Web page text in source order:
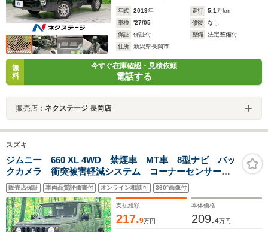
年式 2019年 走行 5.1万km
車検
'27/05 修復
なし
保証
保証付 整備
法定整備付
住所
新潟県長岡市
無
料
今すぐ在庫確認・見積依頼
電話する
販売店： ネクステージ 長岡店
スズキ
ジムニー 660 XL 4WD 禁煙車 MT車 8型ナビ バッ
クカメラ 衝突被害軽減システム コーナーセンサー
スマートキー ビルトインETC 純正16インチアルミ
オートハイビーム 車線逸脱警報
販売店保証 車両品質評価書付 オンライン相談可 360°画像付
支払総額
217.9万円
本体価格
209.4万円